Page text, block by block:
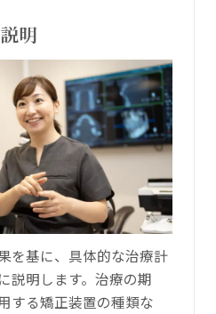
明
を基に、具体的な治療計
説明します。治療の期
する矯正装置の種類な